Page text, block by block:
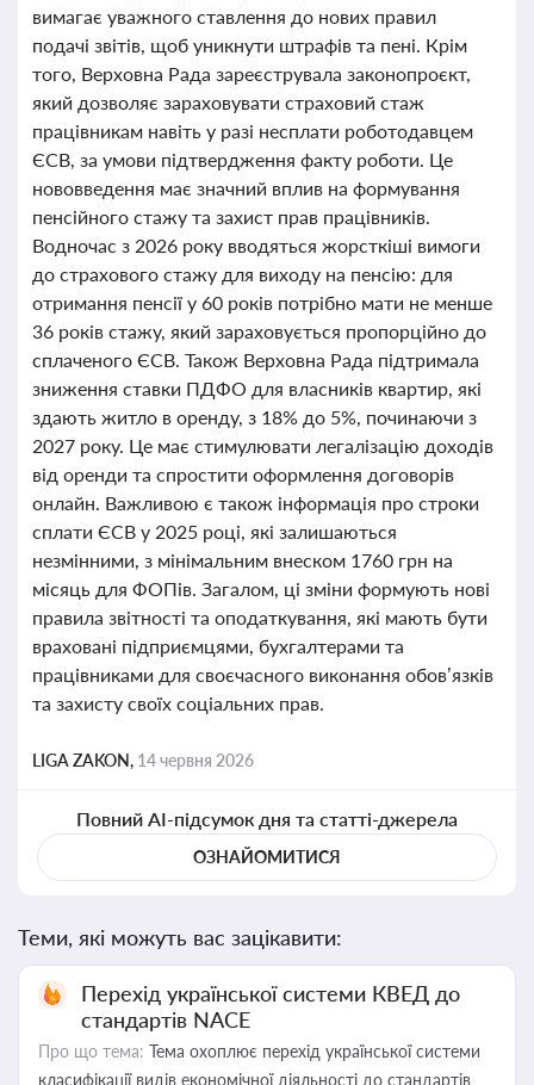
вимагає уважного ставлення до нових правил
подачі звітів, щоб уникнути штрафів та пені. Крім
того, Верховна Рада зареєструвала законопроєкт,
який дозволяє зараховувати страховий стаж
працівникам навіть у разі несплати роботодавцем
ЄСВ, за умови підтвердження факту роботи. Це
нововведення має значний вплив на формування
пенсійного стажу та захист прав працівників.
Водночас з 2026 року вводяться жорсткіші вимоги
до страхового стажу для виходу на пенсію: для
отримання пенсії у 60 років потрібно мати не менше
36 років стажу, який зараховується пропорційно до
сплаченого ЄСВ. Також Верховна Рада підтримала
зниження ставки ПДФО для власників квартир, які
здають житло в оренду, з 18% до 5%, починаючи з
2027 року. Це має стимулювати легалізацію доходів
від оренди та спростити оформлення договорів
онлайн. Важливою є також інформація про строки
сплати ЄСВ у 2025 році, які залишаються
незмінними, з мінімальним внеском 1760 грн на
місяць для ФОПів. Загалом, ці зміни формують нові
правила звітності та оподаткування, які мають бути
враховані підприємцями, бухгалтерами та
працівниками для своєчасного виконання обов’язків
та захисту своїх соціальних прав.
LIGA ZAKON, 14 червня 2026
Повний AI-підсумок дня та статті-джерела
ОЗНАЙОМИТИСЯ
Теми, які можуть вас зацікавити:
Перехід української системи КВЕД до
стандартів NACE
Про що тема: Тема охоплює перехід української системи
класифікації видів економічної діяльності до стандартів